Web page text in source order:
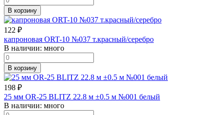
В корзину
122 ₽
капроновая ORT-10 №037 т.красный/серебро
В наличии: много
В корзину
198 ₽
25 мм OR-25 BLITZ 22.8 м ±0.5 м №001 белый
В наличии: много